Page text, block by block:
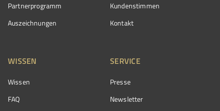
Partnerprogramm
Auszeichnungen
Kundenstimmen
Kontakt
WISSEN
Wissen
FAQ
SERVICE
Presse
Newsletter